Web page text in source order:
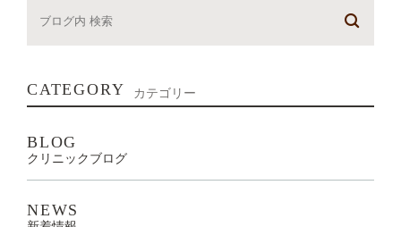
CATEGORY カテゴリー
BLOG
クリニックブログ
NEWS